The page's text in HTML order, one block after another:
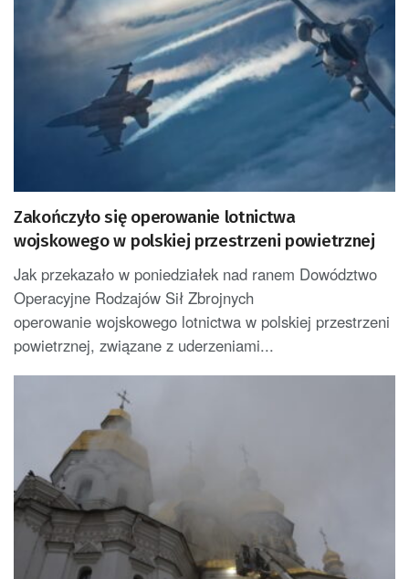
Zakończyło się operowanie lotnictwa
wojskowego w polskiej przestrzeni powietrznej
Jak przekazało w poniedziałek nad ranem Dowództwo
Operacyjne Rodzajów Sił Zbrojnych
operowanie wojskowego lotnictwa w polskiej przestrzeni
powietrznej, związane z uderzeniami...